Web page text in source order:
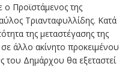
ο Προϊστάμενος της
Τριανταφυλλίδης. Κατά
της μεταστέγασης της
άλλο ακίνητο προκειμένου
του Δημάρχου θα εξεταστεί